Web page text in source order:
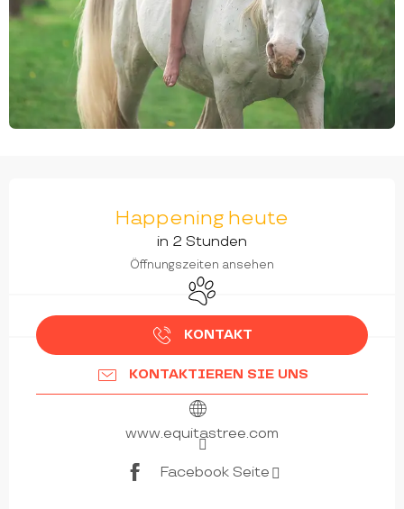
Happening heute
in 2 Stunden
Öffnungszeiten ansehen
Tiere erlaubt
KONTAKT
KONTAKTIEREN SIE UNS
www.equitastree.com
Facebook Seite